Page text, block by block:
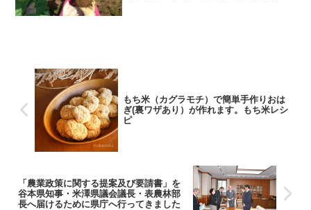
もち米（カグラモチ）で簡単手作りおは
ぎ(裏ワザあり）が作れます。もち米レシ
ピ
「農業政策に関する提案及び要請書」を
谷本県知事・米澤県議会議長・表農林部
長へ届けるために県庁へ行ってきました